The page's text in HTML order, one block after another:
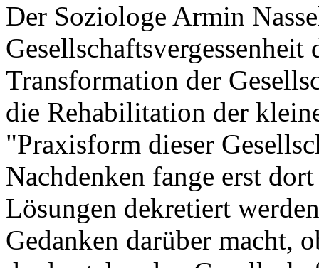
Der Soziologe Armin
Transformation der
die Rehabilitation der
"Praxisform dieser
Nachdenken fange erst
Lösungen dekretiert
Gedanken darüber macht,